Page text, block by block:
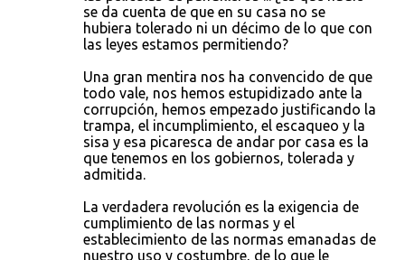
se da cuenta de que en su casa no se
hubiera tolerado ni un décimo de lo que con
las leyes estamos permitiendo?
Una gran mentira nos ha convencido de que
todo vale, nos hemos estupidizado ante la
corrupción, hemos empezado justificando la
trampa, el incumplimiento, el escaqueo y la
sisa y esa picaresca de andar por casa es la
que tenemos en los gobiernos, tolerada y
admitida.
La verdadera revolución es la exigencia de
cumplimiento de las normas y el
establecimiento de las normas emanadas de
nuestro uso y costumbre, de lo que le